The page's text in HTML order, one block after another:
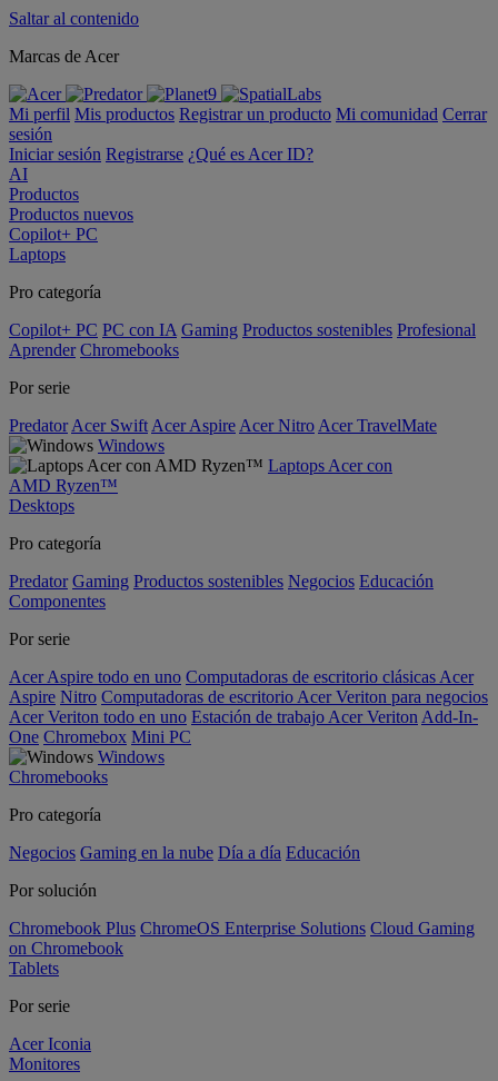
Saltar al contenido
Marcas de Acer
Mi perfil Mis productos Registrar un producto Mi comunidad Cerrar
sesión
Iniciar sesión Registrarse ¿Qué es Acer ID?
AI
Productos
Productos nuevos
Copilot+ PC
Laptops
Pro categoría
Copilot+ PC PC con IA Gaming Productos sostenibles Profesional
Aprender Chromebooks
Por serie
Predator Acer Swift Acer Aspire Acer Nitro Acer TravelMate
Windows
Laptops Acer con
AMD Ryzen™
Desktops
Pro categoría
Predator Gaming Productos sostenibles Negocios Educación
Componentes
Por serie
Acer Aspire todo en uno Computadoras de escritorio clásicas Acer
Aspire Nitro Computadoras de escritorio Acer Veriton para negocios
Acer Veriton todo en uno Estación de trabajo Acer Veriton Add-In-
One Chromebox Mini PC
Windows
Chromebooks
Pro categoría
Negocios Gaming en la nube Día a día Educación
Por solución
Chromebook Plus ChromeOS Enterprise Solutions Cloud Gaming
on Chromebook
Tablets
Por serie
Acer Iconia
Monitores